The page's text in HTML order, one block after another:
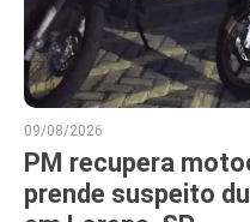
09/08/2026
PM recupera
prende suspeito